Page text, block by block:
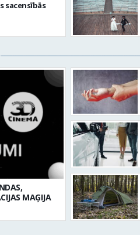
sacensībās
MAĢIJA